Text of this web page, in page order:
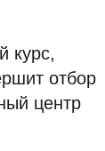
курс,
отбор
центр